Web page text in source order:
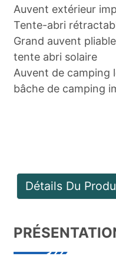
Auvent extérieur
Tente-abri
Grand auvent
tente abri solaire
Auvent de camping
bâche de camping
Détails Du